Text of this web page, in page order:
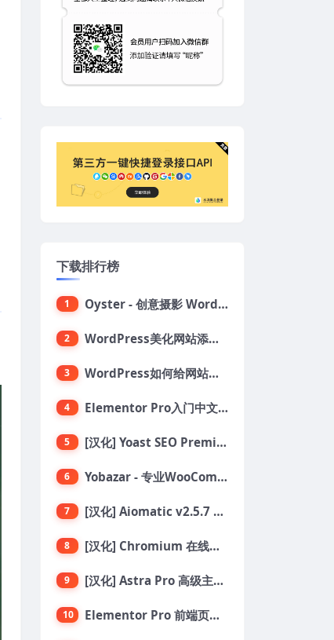
下载排行榜
1 Oyster - 创意摄影 WordPress 主题
2 WordPress美化网站添加鼠标点击烟花绽放效果代码
3 WordPress如何给网站添加自定义鼠标指针
4 Elementor Pro入门中文教程：设计构建和发布网站
5 [汉化] Yoast SEO Premium 搜索引擎SEO优化插件+全套扩展附件
6 Yobazar - 专业WooCommerce WordPress主题，助力在线商店
7 [汉化] Aiomatic v2.5.7 自动AI内容编写器和编辑器GPT-3和GPT-4等AI工具包
8 [汉化] Chromium 在线汽车配件商店 WooCommerce 主题 v1.3.28
9 [汉化] Astra Pro 高级主题模块页面扩展插件 v4.11.6
10 Elementor Pro 前端页面编辑构建器插件